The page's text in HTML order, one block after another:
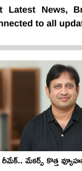
Latest News,
to all
మేకర్స్ కొత్త